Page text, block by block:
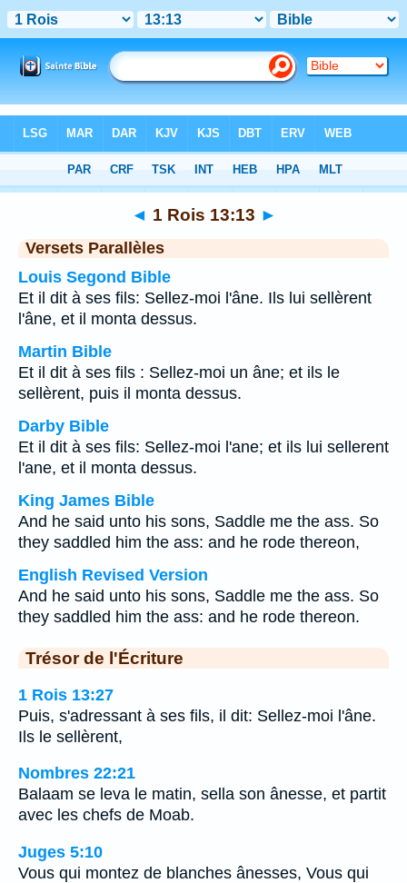
Chapitre 13> Verset 13
◄ 1 Rois 13:13 ►
Versets Parallèles
Louis Segond Bible
Et il dit à ses fils: Sellez-moi l'âne. Ils lui sellèrent
l'âne, et il monta dessus.
Martin Bible
Et il dit à ses fils : Sellez-moi un âne; et ils le
sellèrent, puis il monta dessus.
Darby Bible
Et il dit à ses fils: Sellez-moi l'ane; et ils lui sellerent
l'ane, et il monta dessus.
King James Bible
And he said unto his sons, Saddle me the ass. So
they saddled him the ass: and he rode thereon,
English Revised Version
And he said unto his sons, Saddle me the ass. So
they saddled him the ass: and he rode thereon.
Trésor de l'Écriture
1 Rois 13:27
Puis, s'adressant à ses fils, il dit: Sellez-moi l'âne.
Ils le sellèrent,
Nombres 22:21
Balaam se leva le matin, sella son ânesse, et partit
avec les chefs de Moab.
Juges 5:10
Vous qui montez de blanches ânesses, Vous qui